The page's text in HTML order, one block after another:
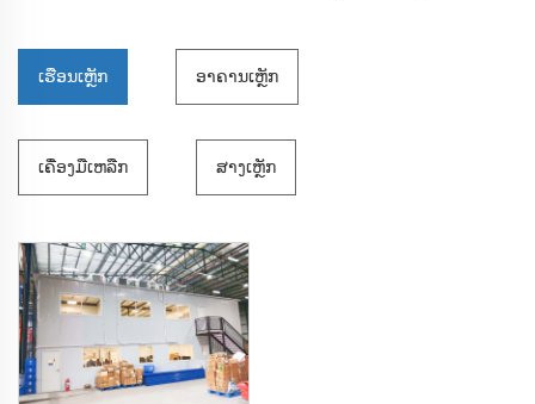
ເຮືອນເຫຼັກ ອາຄານເຫຼັກ
ເຄື່ອງມືເຫລືກ ສາງເຫຼັກ